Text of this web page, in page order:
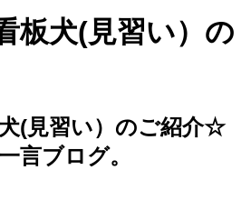
板犬(見習い）の
(見習い）のご紹介☆
言ブログ。